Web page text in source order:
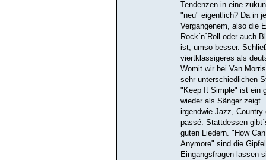
Tendenzen in eine
"neu" eigentlich? Da in
Vergangenem, also die
Rock´n´Roll oder auch
ist, umso besser.
viertklassigeres als
Womit wir bei Van
sehr unterschiedlichen
"Keep It Simple" ist ein
wieder als Sänger
irgendwie Jazz,
passé. Stattdessen
guten Liedern. "How
Anymore" sind die
Eingangsfragen lassen